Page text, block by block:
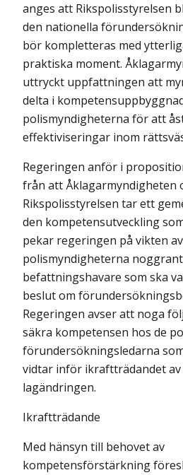
anges att Rikspolisstyrelsen
den nationella
bör kompletteras med
praktiska moment.
uttryckt uppfattningen att
delta i
polismyndigheterna för att
effektiviseringar inom
Regeringen anför i
från att Åklagarmyndigheten
Rikspolisstyrelsen tar ett
den kompetensutveckling
pekar regeringen på vikten
polismyndigheterna
befattningshavare som ska
beslut om
Regeringen avser att noga
säkra kompetensen hos de
förundersökningsledarna
vidtar inför ikraftträdandet
lagändringen.
Ikraftträdande
Med hänsyn till behovet av
kompetensförstärkning